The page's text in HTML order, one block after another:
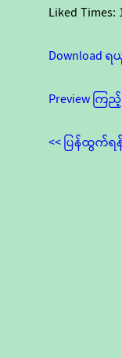
Liked Times:
Download
Preview ကြ
<< ပြန်ထွက်ရ